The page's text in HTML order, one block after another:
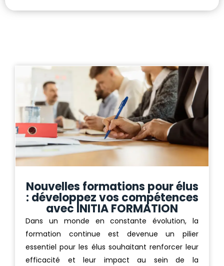
Nouvelles formations pour élus
: développez vos compétences
avec INITIA FORMATION
Dans un monde en constante évolution, la
formation continue est devenue un pilier
essentiel pour les élus souhaitant renforcer leur
efficacité et leur impact au sein de la